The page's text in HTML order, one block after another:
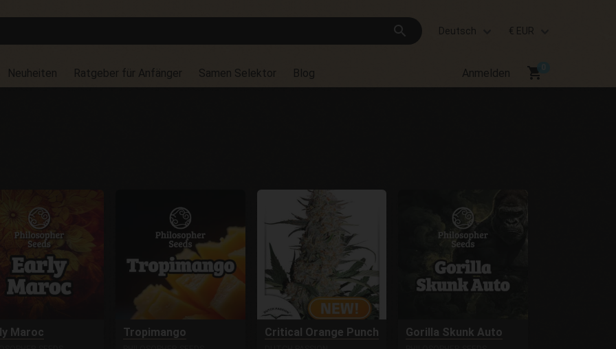
search Deutsch € EUR
Neuheiten Ratgeber für Anfänger Samen Selektor Blog Anmelden shopping_cart
Maroc Tropimango Critical Orange Punch Gorilla Skunk Auto